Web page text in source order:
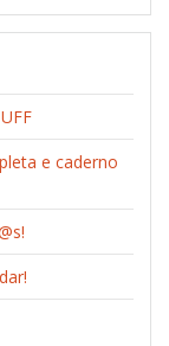
e caderno